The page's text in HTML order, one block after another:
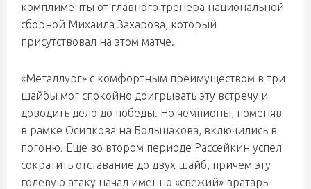
комплименты от главного тренера национальной
сборной Михаила Захарова, который
присутствовал на этом матче.
«Металлург» с комфортным преимуществом в три
шайбы мог спокойно доигрывать эту встречу и
доводить дело до победы. Но чемпионы, поменяв
в рамке Осипкова на Большакова, включились в
погоню. Еще во втором периоде Рассейкин успел
сократить отставание до двух шайб, причем эту
голевую атаку начал именно «свежий» вратарь